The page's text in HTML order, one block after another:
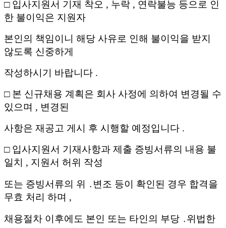
□ 입사지원서 기재 착오 , 누락 , 연락불능 등으로 인
한 불이익은 지원자
본인의 책임이니 해당 사유로 인해 불이익을 받지
않도록 신중하게
작성하시기 바랍니다 .
□ 본 신규채용 계획은 회사 사정에 의하여 변경될 수
있으며 , 변경된
사항은 재공고 게시 후 시행할 예정입니다 .
□ 입사지원서 기재사항과 제출 증빙서류의 내용 불
일치 , 지원서 허위 작성
또는 증빙서류의 위 ․ 변조 등이 확인된 경우 합격을
무효 처리 하며 ,
채용절차 이후에도 본인 또는 타인의 부당 ․위법한